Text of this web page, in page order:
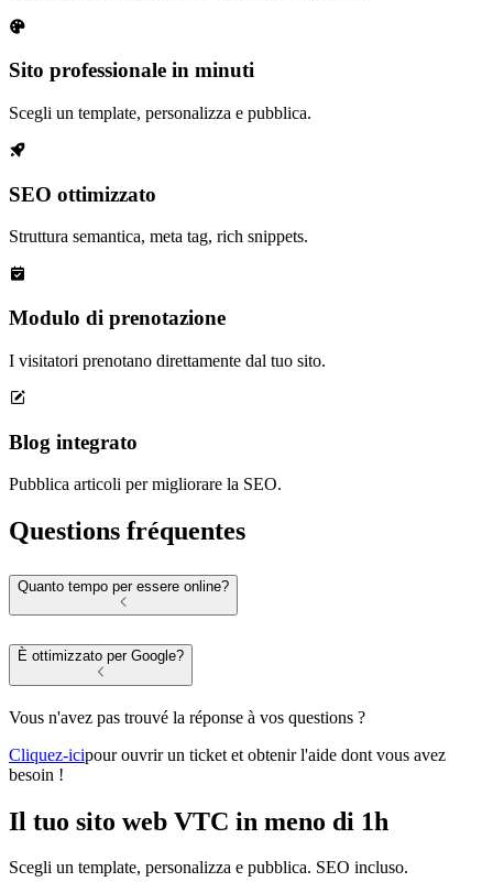
Sito professionale in minuti
Scegli un template, personalizza e pubblica.
SEO ottimizzato
Struttura semantica, meta tag, rich snippets.
Modulo di prenotazione
I visitatori prenotano direttamente dal tuo sito.
Blog integrato
Pubblica articoli per migliorare la SEO.
Questions fréquentes
Quanto tempo per essere online?
È ottimizzato per Google?
Vous n'avez pas trouvé la réponse à vos questions ?
Cliquez-icipour ouvrir un ticket et obtenir l'aide dont vous avez
besoin !
Il tuo sito web VTC in meno di 1h
Scegli un template, personalizza e pubblica. SEO incluso.